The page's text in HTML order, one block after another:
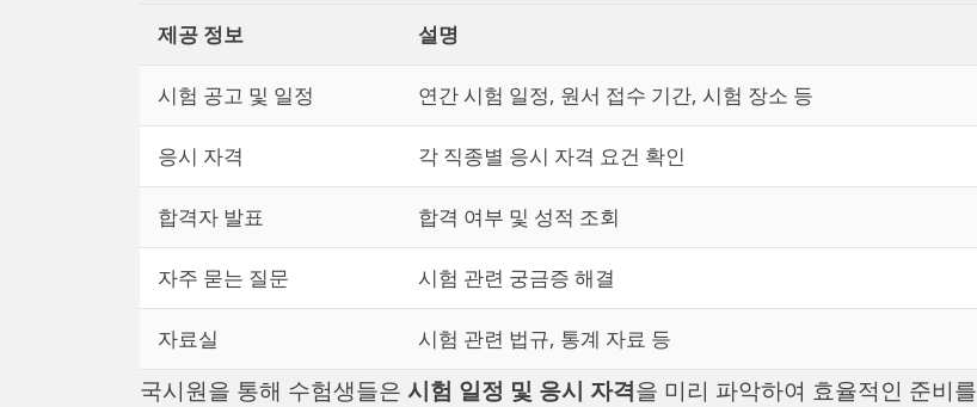
제공 정보 설명
시험 공고 및 일정 연간 시험 일정, 원서 접수 기간, 시험 장소 등
응시 자격 각 직종별 응시 자격 요건 확인
합격자 발표 합격 여부 및 성적 조회
자주 묻는 질문 시험 관련 궁금증 해결
자료실 시험 관련 법규, 통계 자료 등
국시원을 통해 수험생들은 시험 일정 및 응시 자격을 미리 파악하여 효율적인 준비를